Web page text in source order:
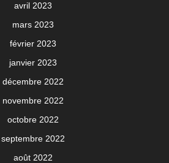
avril 2023
mars 2023
février 2023
janvier 2023
décembre 2022
novembre 2022
octobre 2022
septembre 2022
août 2022